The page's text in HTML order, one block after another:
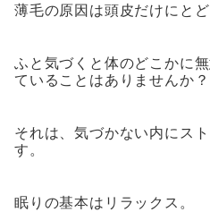
薄毛の原因は頭皮だけにとど
ふと気づくと体のどこかに
ていることはありませんか？
それは、気づかない内にス
す。
眠りの基本はリラックス。